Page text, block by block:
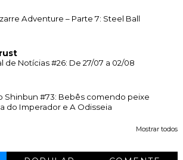
Adventure – Parte 7: Steel Ball
de Notícias #26: De 27/07 a 02/08
Shinbun #73: Bebês comendo peixe
do Imperador e A Odisseia
Mostrar todos